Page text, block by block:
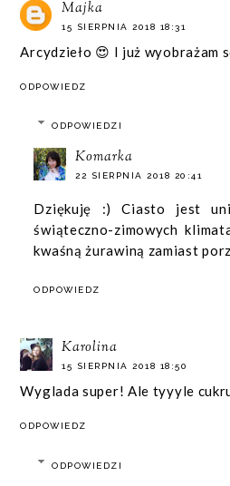
Majka
15 SIERPNIA 2018 18:31
Arcydzieło 😍 I już wyobrażam
ODPOWIEDZ
ODPOWIEDZI
Komarka
22 SIERPNIA 2018 20:41
Dziękuję :) Ciasto jest
świąteczno-zimowych
kwaśną żurawiną zamiast
ODPOWIEDZ
Karolina
15 SIERPNIA 2018 18:50
Wyglada super! Ale tyyyle
ODPOWIEDZ
ODPOWIEDZI